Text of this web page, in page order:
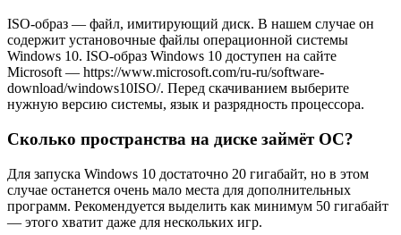
ISO-образ — файл, имитирующий диск. В нашем случае он
содержит установочные файлы операционной системы
Windows 10. ISO-образ Windows 10 доступен на сайте
Microsoft — https://www.microsoft.com/ru-ru/software-
download/windows10ISO/. Перед скачиванием выберите
нужную версию системы, язык и разрядность процессора.
Сколько пространства на диске займёт ОС?
Для запуска Windows 10 достаточно 20 гигабайт, но в этом
случае останется очень мало места для дополнительных
программ. Рекомендуется выделить как минимум 50 гигабайт
— этого хватит даже для нескольких игр.